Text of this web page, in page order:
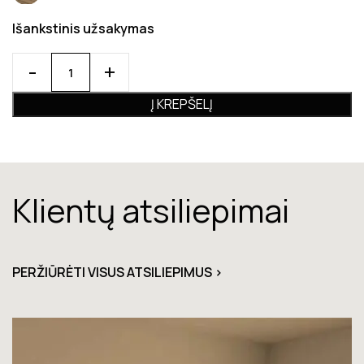
Išankstinis užsakymas
Į KREPŠELĮ
Klientų atsiliepimai
PERŽIŪRĖTI VISUS ATSILIEPIMUS >